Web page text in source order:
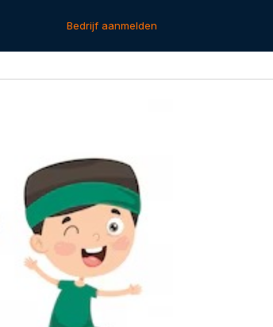
Bedrijf aanmelden